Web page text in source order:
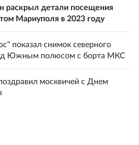
раскрыл детали посещения
Мариуполя в 2023 году
показал снимок северного
Южным полюсом с борта МКС
москвичей с Днем